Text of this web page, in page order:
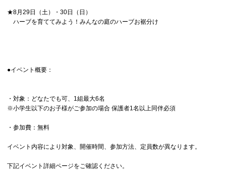
★8月29日（土）・30日（日）
ハーブを育ててみよう！みんなの庭のハーブお裾分け
●イベント概要：
・対象：どなたでも可、1組最大6名
※小学生以下のお子様がご参加の場合 保護者1名以上同伴必須
・参加費：無料
イベント内容により対象、開催時間、参加方法、定員数が異なります。
下記イベント詳細ページをご確認ください。